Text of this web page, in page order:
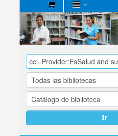
Biblioteca
Central
EsSalud
Ir